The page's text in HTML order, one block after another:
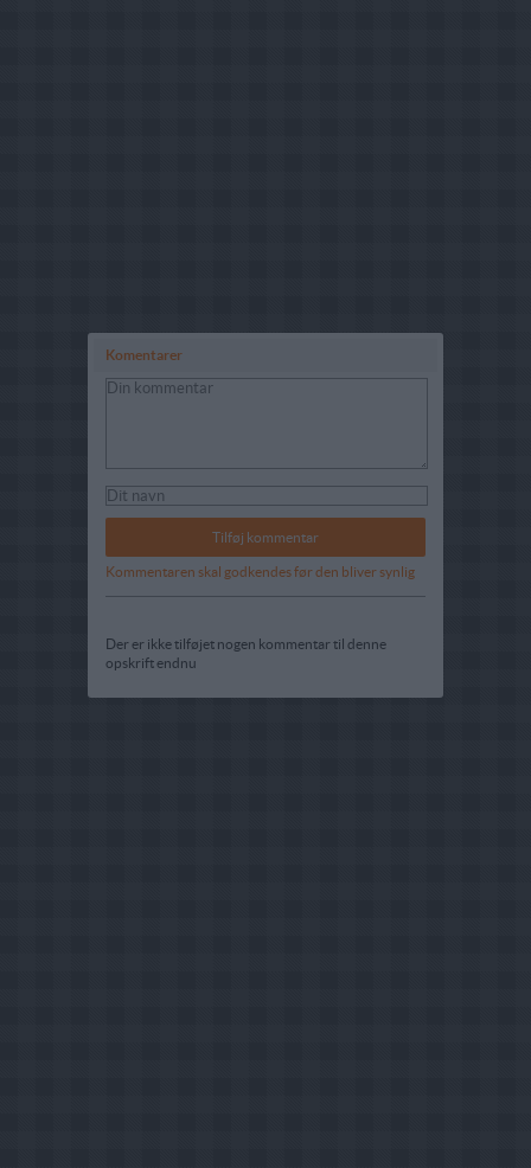
Komentarer
Kommentaren skal godkendes før den bliver synlig
Der er ikke tilføjet nogen kommentar til denne
opskrift endnu